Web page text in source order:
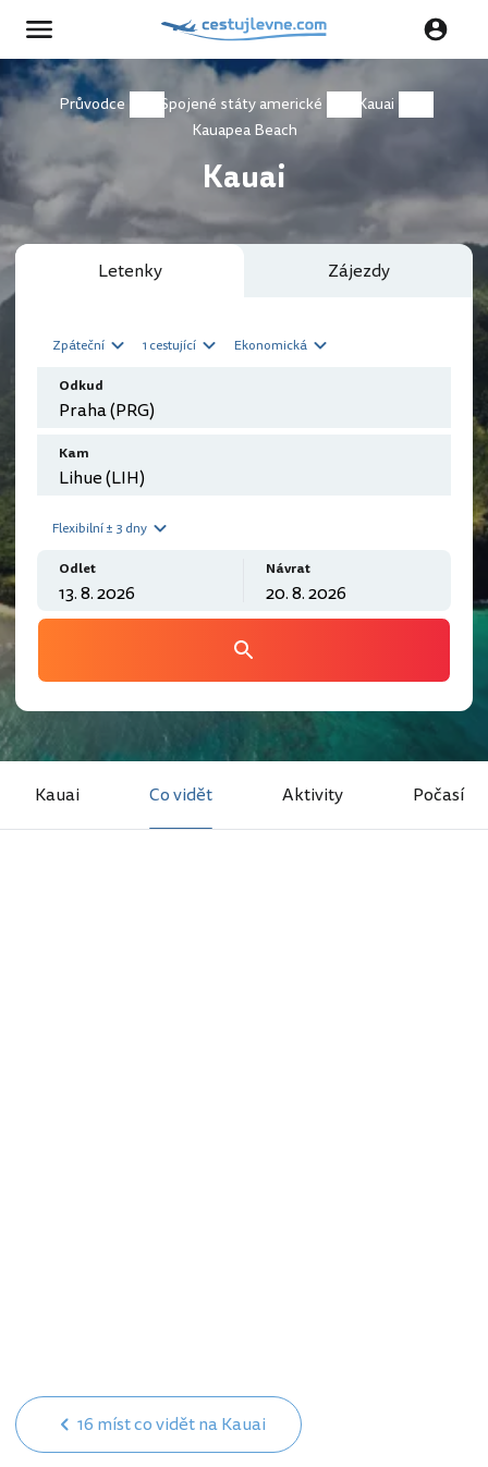
Průvodce Spojené státy americké
Kauai
Kauapea Beach
Kauai
Letenky Zájezdy
Zpáteční 1 cestující Ekonomická
Odkud
Kam
Flexibilní ± 3 dny
Odlet Návrat
Kauai Co vidět Aktivity Počasí
16 míst co vidět na Kauai